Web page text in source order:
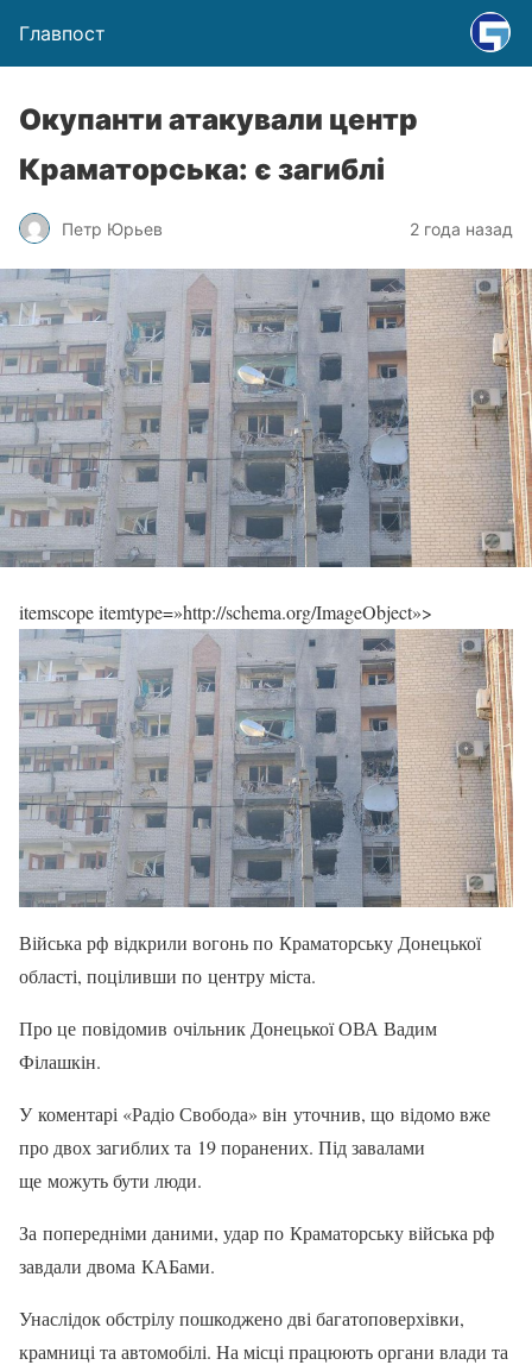
Главпост
Окупанти атакували центр
Краматорська: є загиблі
Петр Юрьев 2 года назад
itemscope itemtype=»http://schema.org/ImageObject»>
Війська рф відкрили вогонь по Краматорську Донецької
області, поціливши по центру міста.
Про це повідомив очільник Донецької ОВА Вадим
Філашкін.
У коментарі «Радіо Свобода» він уточнив, що відомо вже
про двох загиблих та 19 поранених. Під завалами
ще можуть бути люди.
За попередніми даними, удар по Краматорську війська рф
завдали двома КАБами.
Унаслідок обстрілу пошкоджено дві багатоповерхівки,
крамниці та автомобілі. На місці працюють органи влади та